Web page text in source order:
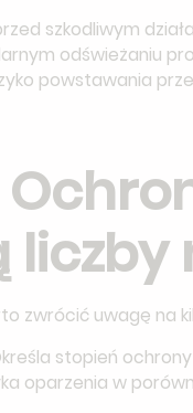
szkodliwym
odświeżaniu
powstawania
zwrócić uwagę na
stopień
oparzenia w